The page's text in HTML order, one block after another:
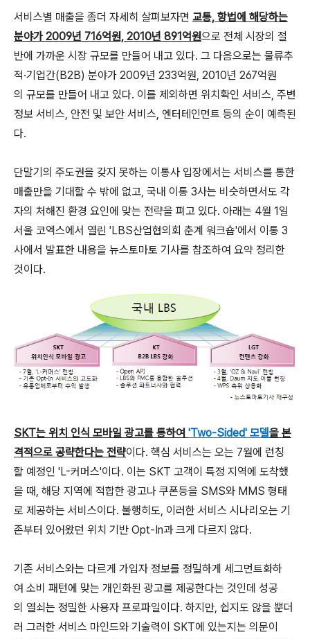
서비스별 매출을 좀더 자세히 살펴보자면 교통, 항법에 해당하는
분야가 2009년 716억원, 2010년 891억원으로 전체 시장의 절
반에 가까운 시장 규모를 만들어 내고 있다. 그 다음으로는 물류추
적·기업간(B2B) 분야가 2009년 233억원, 2010년 267억원
의 규모를 만들어 내고 있다. 이를 제외하면 위치확인 서비스, 주변
정보 서비스, 안전 및 보안 서비스, 엔터테인먼트 등의 순이 예측된
다.
단말기의 주도권을 갖지 못하는 이통사 입장에서는 서비스를 통한
매출만을 기대할 수 밖에 없고, 국내 이통 3사는 비슷하면서도 각
자의 처해진 환경 요인에 맞는 전략을 펴고 있다. 아래는 4월 1일
서울 코엑스에서 열린 'LBS산업협의회 춘계 워크숍'에서 이통 3
사에서 발표한 내용을 뉴스토마토 기사를 참조하여 요약 정리한
것이다.
SKT는 위치 인식 모바일 광고를 통하여 'Two-Sided' 모델을 본
격적으로 공략한다는 전략이다. 핵심 서비스는 오는 7월에 런칭
할 예정인 'L-커머스'이다. 이는 SKT 고객이 특정 지역에 도착했
을 때, 해당 지역에 적합한 광고나 쿠폰등을 SMS와 MMS 형태
로 제공하는 서비스이다. 불행히도, 이러한 서비스 시나리오는 기
존부터 있어왔던 위치 기반 Opt-In과 크게 다르지 않다.
기존 서비스와는 다르게 가입자 정보를 정밀하게 세그먼트화하
여 소비 패턴에 맞는 개인화된 광고를 제공한다는 것인데 성공
의 열쇠는 정밀한 사용자 프로파일이다. 하지만, 쉽지도 않을 뿐더
러 그러한 서비스 마인드와 기술력이 SKT에 있는지는 의문이